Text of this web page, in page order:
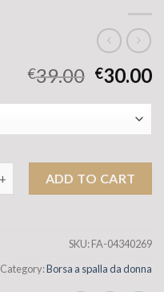
€39.00 €30.00
ADD TO CART
SKU:FA-04340269
Category:Borsa a spalla da donna